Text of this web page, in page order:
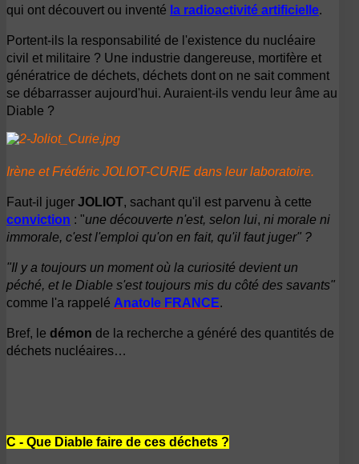
qui ont découvert ou inventé la radioactivité artificielle.
Portent-ils la responsabilité de l'existence du nucléaire
civil et militaire ? Une industrie dangereuse, mortifère et
génératrice de déchets, déchets dont on ne sait comment
se débarrasser aujourd'hui. Auraient-ils vendu leur âme au
Diable ?
Irène et Frédéric JOLIOT-CURIE dans leur laboratoire.
Faut-il juger JOLIOT, sachant qu'il est parvenu à cette
conviction : "une découverte n'est, selon lui, ni morale ni
immorale, c'est l'emploi qu'on en fait, qu'il faut juger" ?
"Il y a toujours un moment où la curiosité devient un
péché, et le Diable s'est toujours mis du côté des savants"
comme l'a rappelé Anatole FRANCE.
Bref, le démon de la recherche a généré des quantités de
déchets nucléaires…
C - Que Diable faire de ces déchets ?